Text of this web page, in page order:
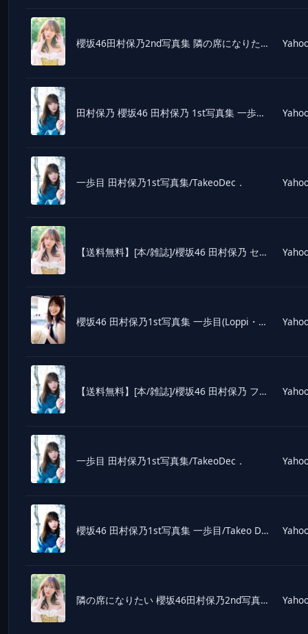
櫻坂46田村保乃2nd写真集 隣の席になりたい / 田村保乃 〔本〕
田村保乃 櫻坂46 田村保乃 1st写真集 一歩目 Book
一歩目 田村保乃1st写真集/TakeoDec．
【送料無料】[本/雑誌]/櫻坂46 田村保乃 セカンド写真集 隣の席になりたい/三瓶康友/著
櫻坂46 田村保乃1st写真集 一歩目(Loppi・HMV限定カバー版)/Takeo Dec.(写真家),田
【送料無料】[本/雑誌]/櫻坂46 田村保乃 ファースト写真集 一歩目/TakeoDec./撮影(単行本・ムック)
一歩目 田村保乃1st写真集/TakeoDec．
櫻坂46 田村保乃1st写真集 一歩目/Takeo Dec.(写真家),田村保乃(タレント)
隣の席になりたい 櫻坂46田村保乃2nd写真集/三瓶康友